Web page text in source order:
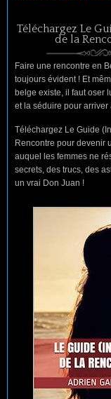
Téléchargez Le
de la
Faire une rencontre en
toujours évident ! Et
belge existe, il faut oser
et la séduire pour arriver
Téléchargez Le Guide
Rencontre pour devenir
auquel les femmes ne
secrets, des trucs, des
un vrai Don Juan !